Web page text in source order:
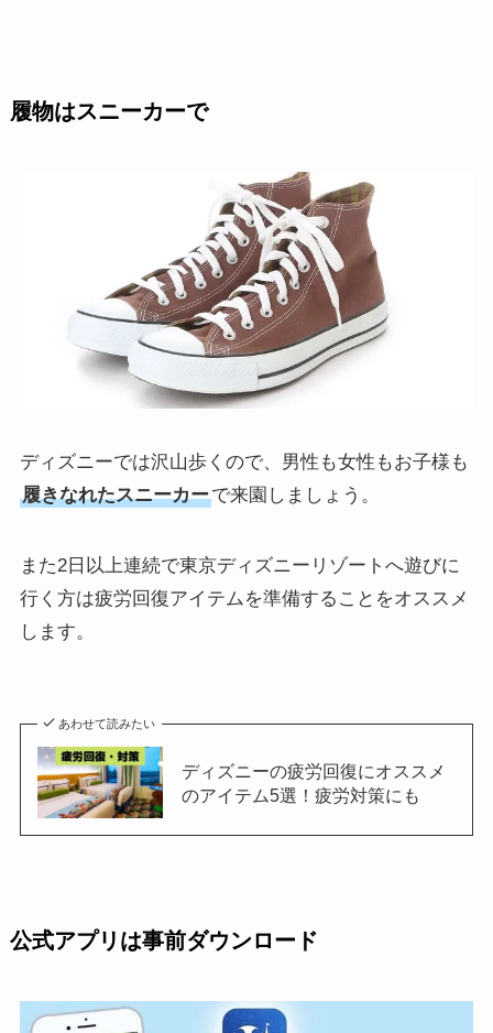
履物はスニーカーで
ディズニーでは沢山歩くので、男性も女性もお子様も
履きなれたスニーカーで来園しましょう。
また2日以上連続で東京ディズニーリゾートへ遊びに
行く方は疲労回復アイテムを準備することをオススメ
します。
あわせて読みたい
ディズニーの疲労回復にオススメ
のアイテム5選！疲労対策にも
公式アプリは事前ダウンロード